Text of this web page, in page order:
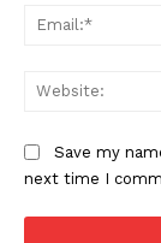
Save my
next time I